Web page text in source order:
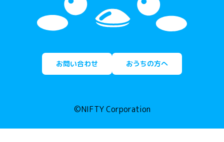
お問い合わせ おうちの方へ
©NIFTY Corporation